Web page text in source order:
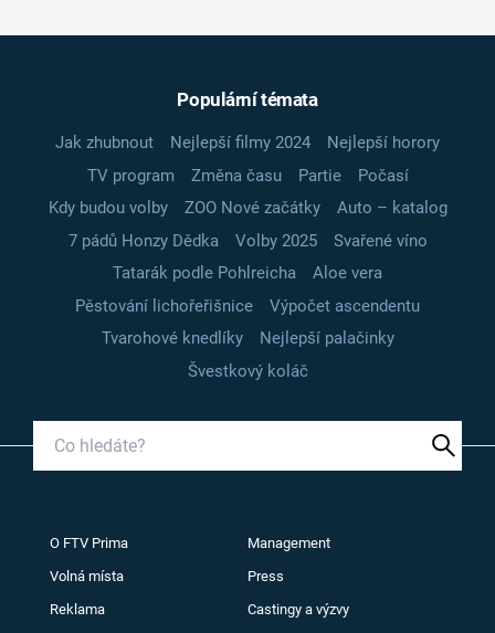
Populární témata
Jak zhubnout Nejlepší filmy 2024
Nejlepší horory
TV program
Změna času Partie
Počasí
Kdy budou volby
ZOO Nové začátky
Auto – katalog
7 pádů Honzy Dědka
Volby 2025
Svařené víno
Tatarák podle Pohlreicha
Aloe vera
Pěstování lichořeřišnice
Výpočet ascendentu
Tvarohové knedlíky
Nejlepší palačinky
Švestkový koláč
O FTV Prima Management
Volná místa Press
Reklama Castingy a výzvy